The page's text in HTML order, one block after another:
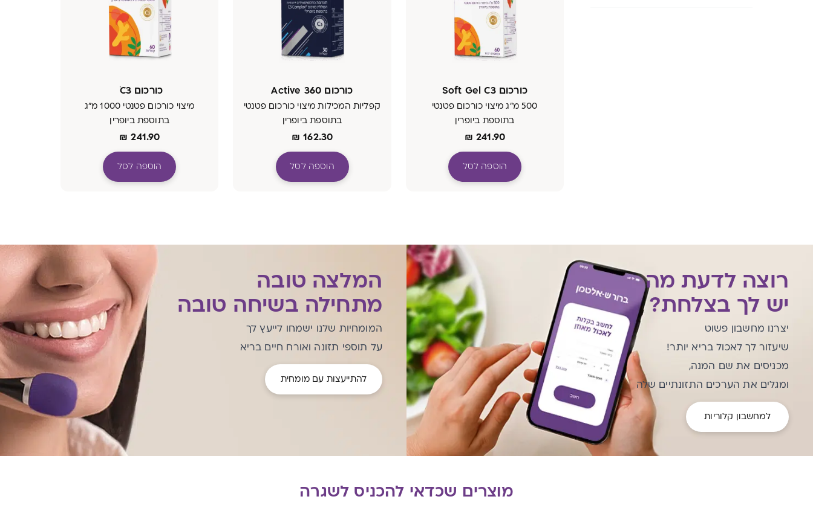
כורכום Soft Gel C3
500 מ"ג מיצוי כורכום פטנטי
בתוספת ביופרין
₪ 241.90
הוספה לסל
כורכום 360 Active
קפליות המכילות מיצוי כורכום פטנטי
בתוספת ביופרין
₪ 162.30
הוספה לסל
כורכום C3 ׁ
מיצוי כורכום פטנטי 1000 מ״ג
בתוספת ביופרין
₪ 241.90
הוספה לסל
רוצה לדעת מה
יש לך בצלחת?
יצרנו מחשבון פשוט
שיעזור לך לאכול בריא יותר!
מכניסים את שם המנה,
ומגלים את הערכים התזונתיים שלה
למחשבון קלוריות
המלצה טובה
מתחילה בשיחה טובה
המומחיות שלנו ישמחו לייעץ לך
על תוספי תזונה ואורח חיים בריא
להתייעצות עם מומחית
מוצרים שכדאי להכניס לשגרה